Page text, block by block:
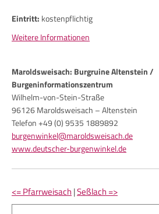
Eintritt: kostenpflichtig
Weitere Informationen
Maroldsweisach: Burgruine Altenstein /
Burgeninformationszentrum
Wilhelm-von-Stein-Straße
96126 Maroldsweisach – Altenstein
Telefon +49 (0) 9535 1889892
burgenwinkel@maroldsweisach.de
www.deutscher-burgenwinkel.de
<= Pfarrweisach |Seßlach =>